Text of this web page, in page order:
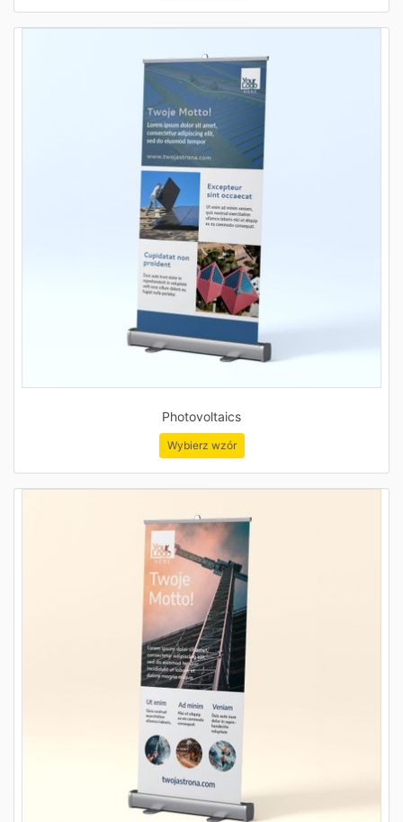
Photovoltaics
Wybierz wzór